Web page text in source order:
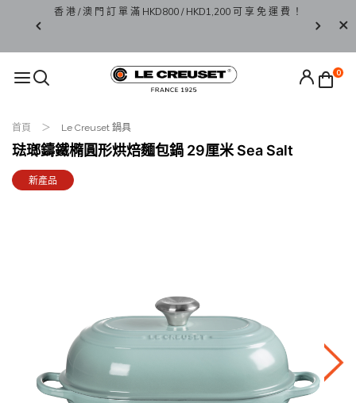
系列
香 港 / 澳 門 訂 單 滿 HKD800 / HKD1,200 可 享 免 運 費 ！
0
首頁 Le Creuset 鍋具
琺瑯鑄鐵橢圓形烘焙麵包鍋 29厘米 Sea Salt
新產品